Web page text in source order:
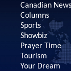
Canadian News
Columns
Sports
Showbiz
Prayer Time
Tourism
Your Dream